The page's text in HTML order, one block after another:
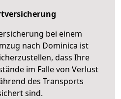
bei einem
nach Dominica ist
dass Ihre
im Falle von Verlust
des Transports
sind.